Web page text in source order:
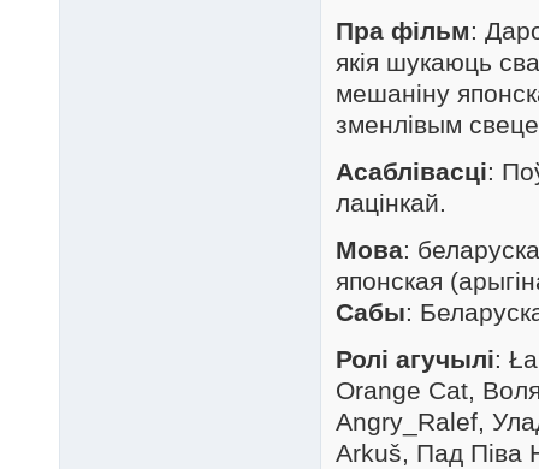
Пра фільм:
якія шукаюць
мешаніну
зменлівым
Аcаблівасці:
лацінкай.
Мова:
японская
Сабы:
Ролі агучылі:
Orange Cat,
Angry_Ralef,
Arkuš, Пад Піва